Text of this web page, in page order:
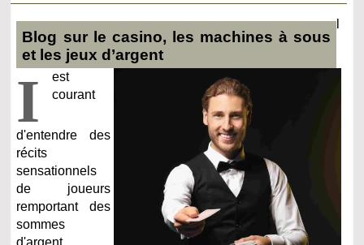
Blog sur le casino, les machines à sous
et les jeux d’argent
I
est
courant
d'entendre des
récits
sensationnels
de joueurs
remportant des
sommes
d'argent